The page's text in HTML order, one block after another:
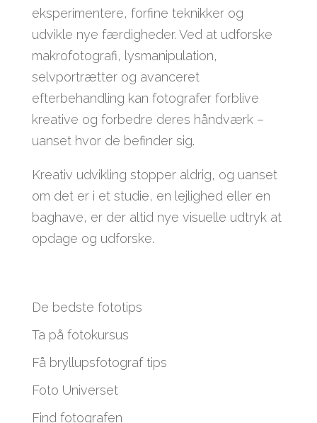
eksperimentere, forfine teknikker og
udvikle nye færdigheder. Ved at udforske
makrofotografi, lysmanipulation,
selvportrætter og avanceret
efterbehandling kan fotografer forblive
kreative og forbedre deres håndværk –
uanset hvor de befinder sig.
Kreativ udvikling stopper aldrig, og uanset
om det er i et studie, en lejlighed eller en
baghave, er der altid nye visuelle udtryk at
opdage og udforske.
De bedste fototips
Ta på fotokursus
Få bryllupsfotograf tips
Foto Universet
Find fotografen